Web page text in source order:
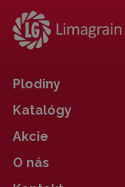
Plodiny
Katalógy
Akcie
O nás